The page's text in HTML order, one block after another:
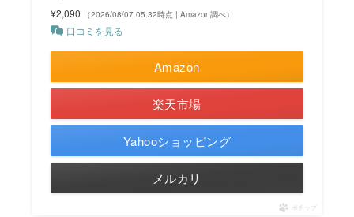
¥2,090 （2026/08/07 05:32時点 | Amazon調べ）
口コミを見る
Amazon
楽天市場
Yahooショッピング
メルカリ
ポチップ